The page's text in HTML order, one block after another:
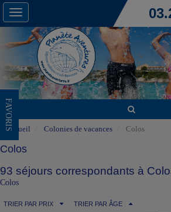
Toggle
navigation
FAVORIS
Accueil Colonies de vacances Colos
Colos
93 séjours correspondants à
Colos
TRIER PAR PRIX TRIER PAR ÂGE